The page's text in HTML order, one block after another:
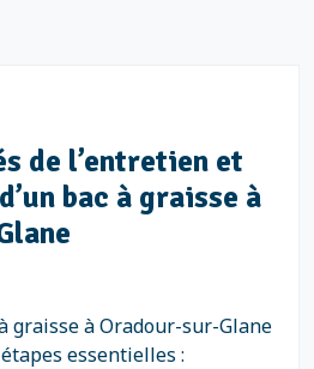
de l’entretien et
bac à graisse à
graisse à Oradour-sur-Glane
essentielles :